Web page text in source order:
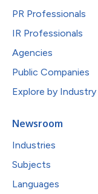
PR Professionals
IR Professionals
Agencies
Public Companies
Explore by Industry
Newsroom
Industries
Subjects
Languages